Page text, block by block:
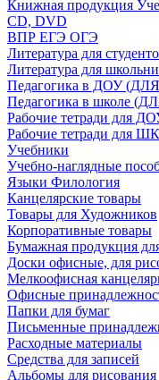
Книжная продукция
CD, DVD
ВПР ЕГЭ ОГЭ
Литература для
Литература для
Педагогика в ДОУ
Педагогика в школе
Рабочие тетради для
Рабочие тетради для
Учебники
Учебно-наглядные
Языки Филология
Канцелярские товары
Товары для Художников
Корпоративные товары
Бумажная продукция
Доски офисные, для
Мелкоофисная
Офисные
Папки для бумаг
Письменные
Расходные материалы
Средства для записей
Альбомы для рисования